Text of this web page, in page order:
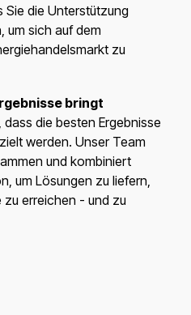
Sie die Unterstützung
um sich auf dem
zu
bringt
die besten Ergebnisse
werden. Unser Team
und kombiniert
um Lösungen zu liefern,
zu erreichen - und zu